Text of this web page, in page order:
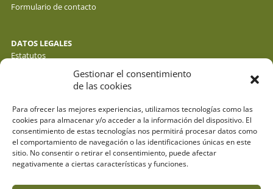
Gestionar el consentimiento
de las cookies
Para ofrecer las mejores experiencias, utilizamos tecnologías como las
cookies para almacenar y/o acceder a la información del dispositivo. El
consentimiento de estas tecnologías nos permitirá procesar datos como
el comportamiento de navegación o las identificaciones únicas en este
sitio. No consentir o retirar el consentimiento, puede afectar
negativamente a ciertas características y funciones.
Formulario de contacto
DATOS LEGALES
Estatutos
Política de cookies